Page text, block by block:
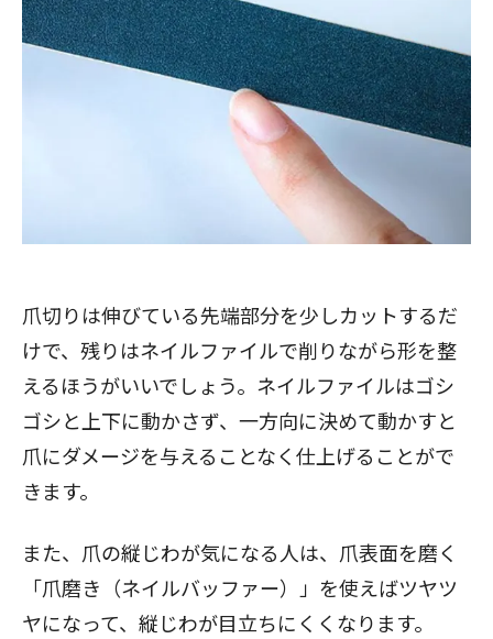
爪切りは伸びている先端部分を少しカットするだ
けで、残りはネイルファイルで削りながら形を整
えるほうがいいでしょう。ネイルファイルはゴシ
ゴシと上下に動かさず、一方向に決めて動かすと
爪にダメージを与えることなく仕上げることがで
きます。
また、爪の縦じわが気になる人は、爪表面を磨く
「爪磨き（ネイルバッファー）」を使えばツヤツ
ヤになって、縦じわが目立ちにくくなります。